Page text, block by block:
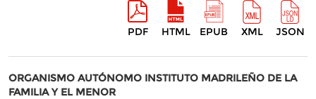
PDF HTML EPUB XML JSON
ORGANISMO AUTÓNOMO INSTITUTO MADRILEÑO DE LA
FAMILIA Y EL MENOR